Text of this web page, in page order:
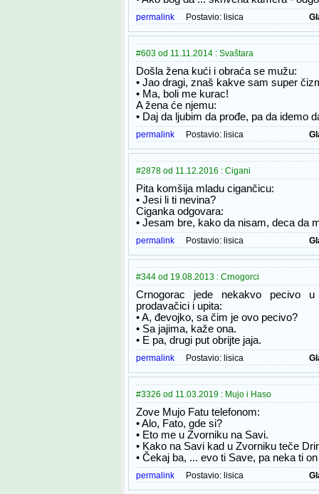
permalink Postavio: lisica
#603 od 11.11.2014 : Svaštara
Došla žena kući i obraća se mužu:
• Jao dragi, znaš kakve sam super
• Ma, boli me kurac!
A žena će njemu:
• Daj da ljubim da prođe, pa da idemo
permalink Postavio: lisica
#2878 od 11.12.2016 : Cigani
Pita komšija mladu cigančicu:
• Jesi li ti nevina?
Ciganka odgovara:
• Jesam bre, kako da nisam, deca da
permalink Postavio: lisica
#344 od 19.08.2013 : Crnogorci
Crnogorac jede nekakvo pecivo
prodavačici i upita:
• A, đevojko, sa čim je ovo pecivo?
• Sa jajima, kaže ona.
• E pa, drugi put obrijte jaja.
permalink Postavio: lisica
#3326 od 11.03.2019 : Mujo i Haso
Zove Mujo Fatu telefonom:
• Alo, Fato, gde si?
• Eto me u Zvorniku na Savi.
• Kako na Savi kad u Zvorniku teče
• Čekaj ba, ... evo ti Save, pa neka ti
permalink Postavio: lisica